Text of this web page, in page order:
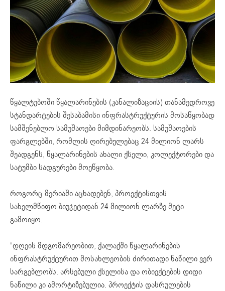
წყალტუბოში წყალარინების (კანალიზაციის) თანამედროვე
სტანდარტების შესაბამისი ინფრასტრუქტურის მოსაწყობად
სამშენებლო სამუშაოები მიმდინარეობს. სამუშაოების
ფარგლებში, რომლის ღირებულებაც 24 მილიონ ლარს
შეადგენს, წყალარინების ახალი ქსელი, კოლექტორები და
სატუმბი სადგურები მოეწყობა.
როგორც მერიაში აცხადებენ, პროექტისთვის
სახელმწიფო ბიუჯეტიდან 24 მილიონ ლარზე მეტი
გამოიყო.
“დღეის მდგომარეობით, ქალაქში წყალარინების
ინფრასტრუქტურით მოსახლეობის ძირითადი ნაწილი ვერ
სარგებლობს. არსებული ქსელისა და ობიექტების დიდი
ნაწილი კი ამორტიზებულია. პროექტის დასრულების